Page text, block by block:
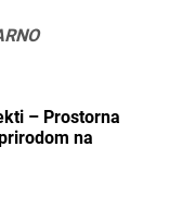
– Prostorna
na